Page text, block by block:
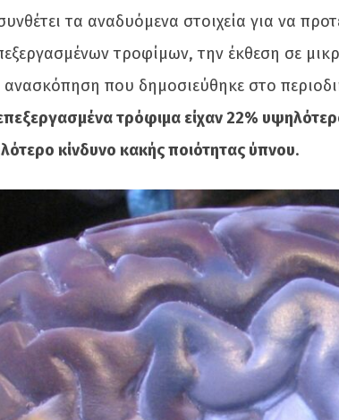
τα αναδυόμενα στοιχεία για να
τροφίμων, την έκθεση σε
που δημοσιεύθηκε στο
τρόφιμα είχαν 22%
κίνδυνο κακής ποιότητας ύπνου.